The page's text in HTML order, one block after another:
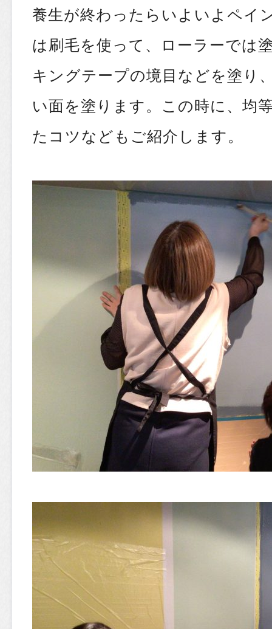
養生が終わったらいよいよペイ
は刷毛を使って、ローラーでは
キングテープの境目などを塗り
い面を塗ります。この時に、均
たコツなどもご紹介します。